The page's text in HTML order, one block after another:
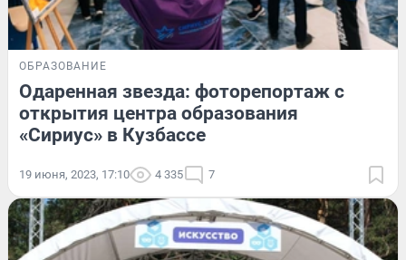
ОБРАЗОВАНИЕ
Одаренная звезда: фоторепортаж с
открытия центра образования
«Сириус» в Кузбассе
19 июня, 2023, 17:10 4 335 7